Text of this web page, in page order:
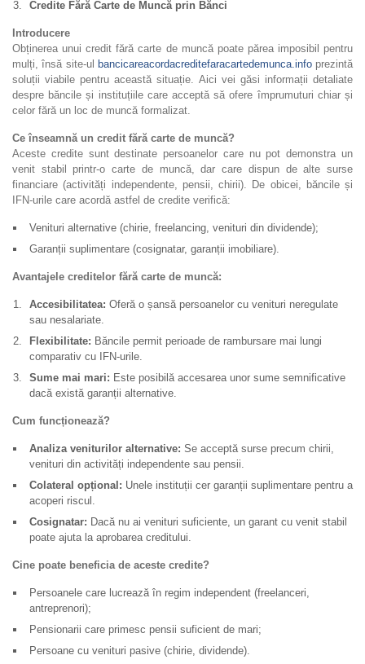
Credite Fără Carte de Muncă prin Bănci
Introducere
Obținerea unui credit fără carte de muncă poate părea imposibil pentru
mulți, însă site-ul bancicareacordacreditefaracartedemunca.infoprezintă
soluții viabile pentru această situație. Aici vei găsi informații detaliate
despre băncile și instituțiile care acceptă să ofere împrumuturi chiar și
celor fără un loc de muncă formalizat.
Ce înseamnă un credit fără carte de muncă?
Aceste credite sunt destinate persoanelor care nu pot demonstra un
venit stabil printr-o carte de muncă, dar care dispun de alte surse
financiare (activități independente, pensii, chirii). De obicei, băncile și
IFN-urile care acordă astfel de credite verifică:
Venituri alternative (chirie, freelancing, venituri din dividende);
Garanții suplimentare (cosignatar, garanții imobiliare).
Avantajele creditelor fără carte de muncă:
Accesibilitatea: Oferă o șansă persoanelor cu venituri neregulate
sau nesalariate.
Flexibilitate: Băncile permit perioade de rambursare mai lungi
comparativ cu IFN-urile.
Sume mai mari: Este posibilă accesarea unor sume semnificative
dacă există garanții alternative.
Cum funcționează?
Analiza veniturilor alternative: Se acceptă surse precum chirii,
venituri din activități independente sau pensii.
Colateral opțional: Unele instituții cer garanții suplimentare pentru a
acoperi riscul.
Cosignatar: Dacă nu ai venituri suficiente, un garant cu venit stabil
poate ajuta la aprobarea creditului.
Cine poate beneficia de aceste credite?
Persoanele care lucrează în regim independent (freelanceri,
antreprenori);
Pensionarii care primesc pensii suficient de mari;
Persoane cu venituri pasive (chirie, dividende).